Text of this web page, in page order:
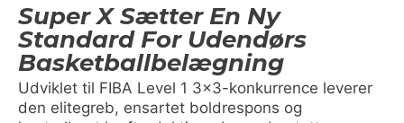
Super X Sætter En Ny
Standard For Udendørs
Basketballbelægning
Udviklet til FIBA Level 1 3×3-konkurrence leverer
den elitegreb, ensartet boldrespons og